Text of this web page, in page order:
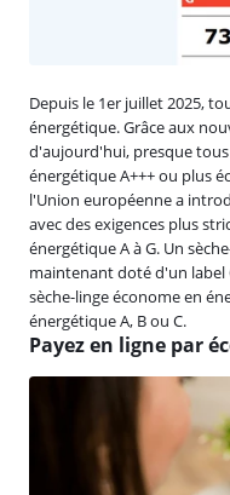
Depuis le 1er juillet 2025,
énergétique. Grâce aux
d'aujourd'hui, presque
énergétique A+++ ou plus
l'Union européenne a
avec des exigences plus
énergétique A à G. Un
maintenant doté d'un label
sèche-linge économe en
énergétique A, B ou C.
Payez en ligne par